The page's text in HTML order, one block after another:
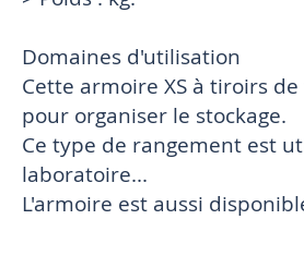
Domaines d'utilisation
Cette armoire XS à tiroirs
pour organiser le stockage.
Ce type de rangement est
laboratoire...
L'armoire est aussi